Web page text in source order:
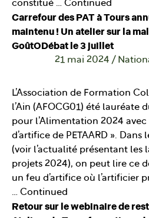
constitué … Continued
Carrefour des PAT à Tours
maintenu ! Un atelier sur la
GoûtODébat le 3 juillet
21 mai 2024 /
L’Association de Formation
l’Ain (AFOCG01) été lauréate
pour l’Alimentation 2024 avec
d’artifice de PETAARD ».
(voir l’actualité présentant les
projets 2024), on peut lire ce
un feu d’artifice où l’artificier
… Continued
Retour sur le webinaire de